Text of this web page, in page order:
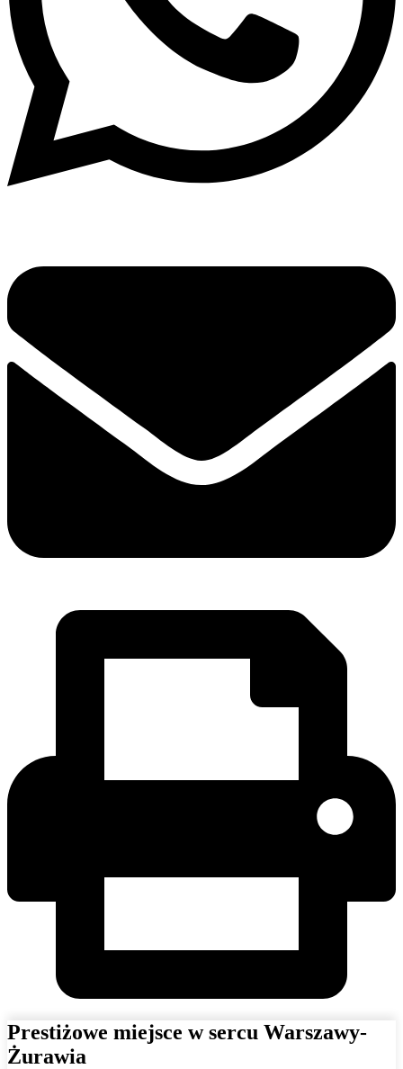
Prestiżowe miejsce w sercu Warszawy-
Żurawia